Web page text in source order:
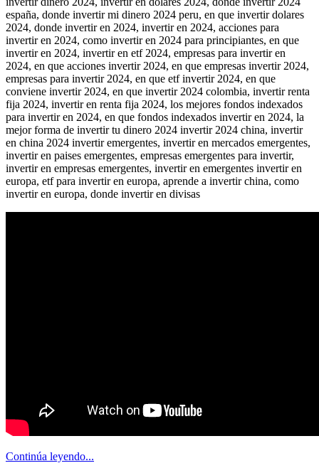
españa, donde invertir mi dinero 2024 peru, en que invertir dolares
2024, donde invertir en 2024, invertir en 2024, acciones para
invertir en 2024, como invertir en 2024 para principiantes, en que
invertir en 2024, invertir en etf 2024, empresas para invertir en
2024, en que acciones invertir 2024, en que empresas invertir 2024,
empresas para invertir 2024, en que etf invertir 2024, en que
conviene invertir 2024, en que invertir 2024 colombia, invertir renta
fija 2024, invertir en renta fija 2024, los mejores fondos indexados
para invertir en 2024, en que fondos indexados invertir en 2024, la
mejor forma de invertir tu dinero 2024 invertir 2024 china, invertir
en china 2024 invertir emergentes, invertir en mercados emergentes,
invertir en paises emergentes, empresas emergentes para invertir,
invertir en empresas emergentes, invertir en emergentes invertir en
europa, etf para invertir en europa, aprende a invertir china, como
invertir en europa, donde invertir en divisas
Continúa leyendo...